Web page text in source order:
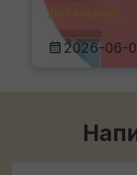
Детальніше...
2026-06-